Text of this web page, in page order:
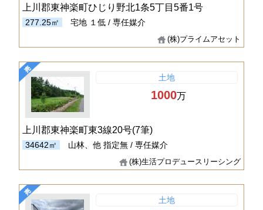
上川郡東神楽町ひじり野北1条5丁目5番1号
277.25㎡ 宅地 １低 / 専任媒介
(株)プライムアセット
土地
1000万
上川郡東神楽町東3線20号(7筆)
34642㎡ 山林、他 指定無 / 専任媒介
(株)生活プロデュースリーシング
土地